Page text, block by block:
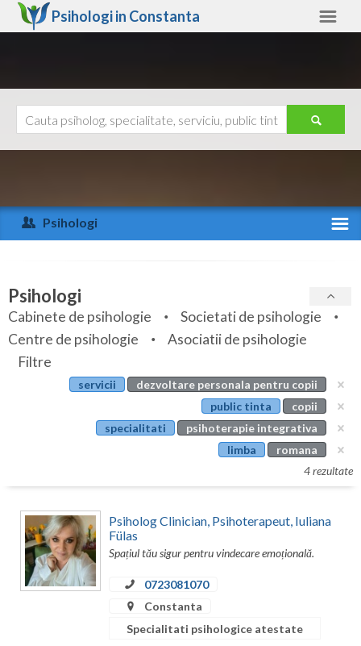
Psihologi in Constanta
Arad
Arges
Bihor
Bistrita-Nasaud
Botosani
Calarasi
Caras-Severin
Ajutor
Psihologi
Specialitati
Servicii
Articole
Evenimente
Psihologi
Cabinete de psihologie
Societati de psihologie
Centre de psihologie
Asociatii de psihologie
Filtre
servicii
dezvoltare personala pentru copii
public tinta
copii
specialitati
psihoterapie integrativa
limba
romana
4 rezultate
Psiholog Clinician, Psihoterapeut, Iuliana
Fülas
Spațiul tău sigur pentru vindecare emoțională.
0723081070
Constanta
Specialitati psihologice atestate